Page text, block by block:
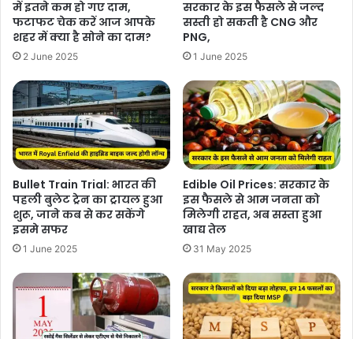
में इतने कम हो गए दाम,
फटाफट चेक करें आज आपके
शहर में क्या है सोने का दाम?
2 June 2025
सरकार के इस फैसले से जल्द
सस्ती हो सकती है CNG और
PNG,
1 June 2025
Bullet Train Trial: भारत की
पहली बुलेट ट्रेन का ट्रायल हुआ
शुरू, जाने कब से कर सकेंगे
इसमे सफर
1 June 2025
Edible Oil Prices: सरकार के
इस फैसले से आम जनता को
मिलेगी राहत, अब सस्ता हुआ
खाद्य तेल
31 May 2025